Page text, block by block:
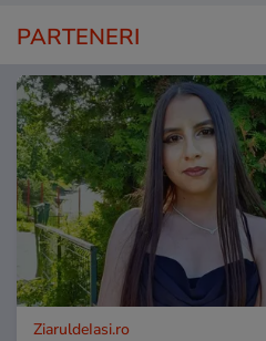
PARTENERI
ZiaruldeIasi.ro